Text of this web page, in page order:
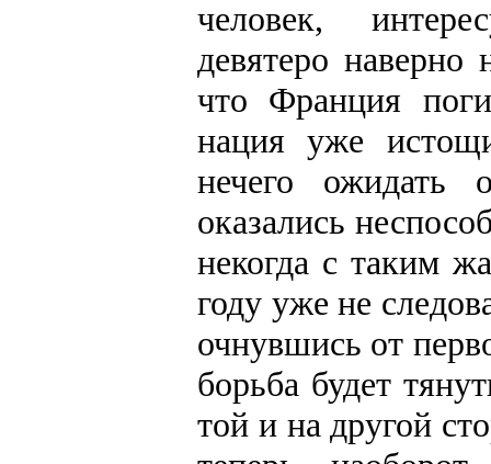
человек,
девятеро наверно
что Франция
нация уже
нечего
оказались
некогда с таким
году уже не
очнувшись от
борьба будет
той и на другой